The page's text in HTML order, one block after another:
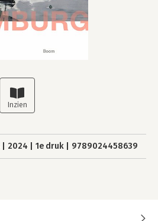
2024 1e druk 9789024458639